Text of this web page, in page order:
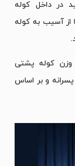
در داخل کوله
آسیب به کوله
و وزن کوله پشتی
و بر اساس